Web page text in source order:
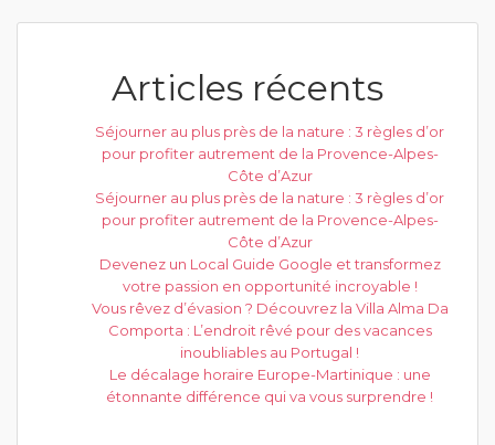
Articles récents
Séjourner au plus près de la nature : 3 règles d’or
pour profiter autrement de la Provence-Alpes-
Côte d’Azur
Séjourner au plus près de la nature : 3 règles d’or
pour profiter autrement de la Provence-Alpes-
Côte d’Azur
Devenez un Local Guide Google et transformez
votre passion en opportunité incroyable !
Vous rêvez d’évasion ? Découvrez la Villa Alma Da
Comporta : L’endroit rêvé pour des vacances
inoubliables au Portugal !
Le décalage horaire Europe-Martinique : une
étonnante différence qui va vous surprendre !